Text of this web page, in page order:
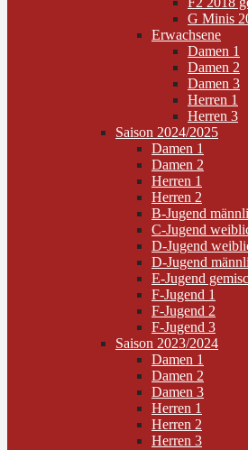
G Minis
Erwachsene
Damen 1
Damen 2
Damen 3
Herren 1
Herren 3
Saison 2024/2025
Damen 1
Damen 2
Herren 1
Herren 2
B-Jugend
C-Jugend
D-Jugend
D-Jugend
E-Jugend
F-Jugend 1
F-Jugend 2
F-Jugend 3
Saison 2023/2024
Damen 1
Damen 2
Damen 3
Herren 1
Herren 2
Herren 3